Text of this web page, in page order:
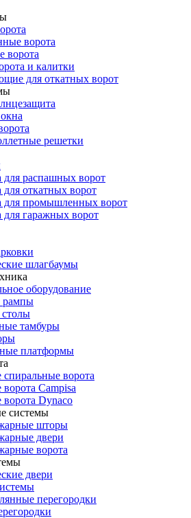
ворота
ворота
и калитки
для откатных ворот
решетки
для распашных ворот
откатных ворот
для промышленных ворот
для гаражных ворот
шлагбаумы
оборудование
рампы
тамбуры
платформы
ворота
Campisa
Dynaco
системы
шторы
двери
ворота
двери
перегородки